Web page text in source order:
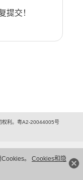
。 Cookies和隐
提交！
权利。粤A2-20044005号